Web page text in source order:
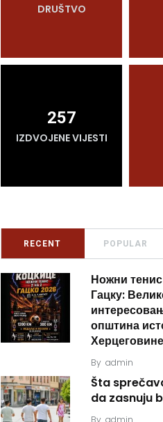
DRUŠTVO
257
IZDVOJENE VIJESTI
RECENT POPULAR
Ножни
Гацку:
општина
Херцеговине
By admin
Šta
da zasnuju
By admin